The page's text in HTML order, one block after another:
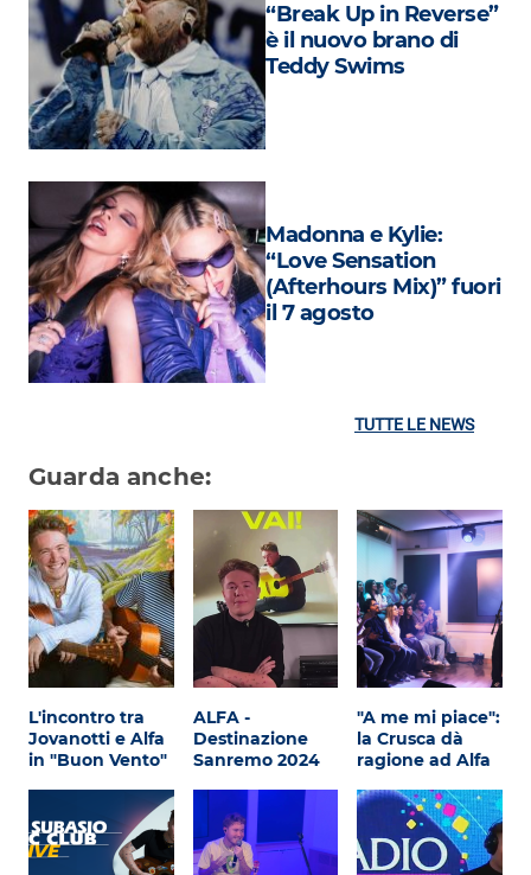
“Break Up in Reverse”
è il nuovo brano di
Teddy Swims
Madonna e Kylie:
“Love Sensation
(Afterhours Mix)” fuori
il 7 agosto
TUTTE LE NEWS
Guarda anche:
L'incontro tra
Jovanotti e Alfa
in "Buon Vento"
ALFA -
Destinazione
Sanremo 2024
"A me mi piace":
la Crusca dà
ragione ad Alfa